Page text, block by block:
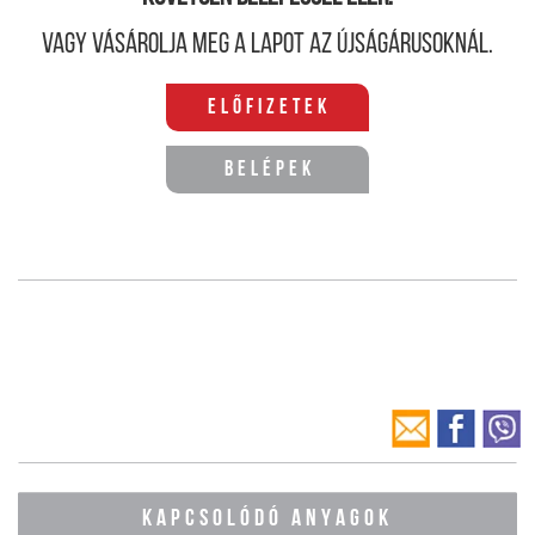
Vagy vásárolja meg a lapot az újságárusoknál.
Előfizetek
Belépek
KAPCSOLÓDÓ ANYAGOK